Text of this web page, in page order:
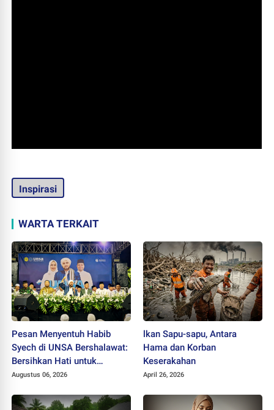
Inspirasi
WARTA TERKAIT
Pesan Menyentuh Habib
Syech di UNSA Bershalawat:
Bersihkan Hati untuk
Membangun Negeri
Augustus 06, 2026
lkan Sapu-sapu, Antara
Hama dan Korban
Keserakahan
April 26, 2026